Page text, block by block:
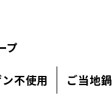
プ
不使用 ご当地鍋